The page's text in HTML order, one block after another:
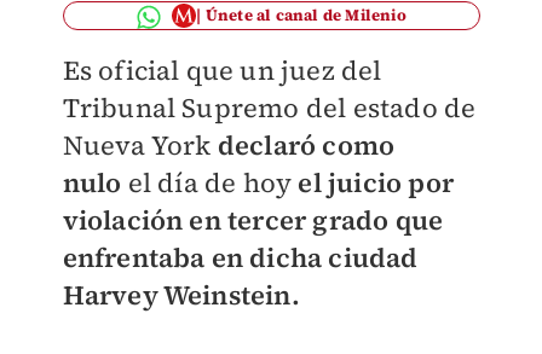
Únete al canal de Milenio
Es oficial que un juez del
Tribunal Supremo del estado de
Nueva York declaró como
nulo el día de hoy el juicio por
violación en tercer grado que
enfrentaba en dicha ciudad
Harvey Weinstein.